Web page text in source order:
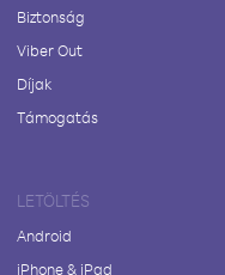
Biztonság
Viber Out
Díjak
Támogatás
LETÖLTÉS
Android
iPhone & iPad